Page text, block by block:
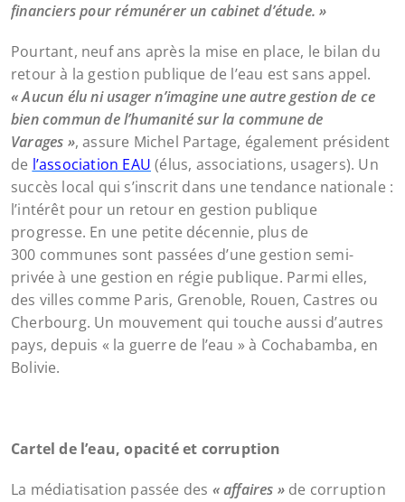
financiers pour rémunérer un cabinet d’étude. »
Pourtant, neuf ans après la mise en place, le bilan du
retour à la gestion publique de l’eau est sans appel.
« Aucun élu ni usager n’imagine une autre gestion de ce
bien commun de l’humanité sur la commune de
Varages », assure Michel Partage, également président
de l’association EAU (élus, associations, usagers). Un
succès local qui s’inscrit dans une tendance nationale :
l’intérêt pour un retour en gestion publique
progresse. En une petite décennie, plus de
300 communes sont passées d’une gestion semi-
privée à une gestion en régie publique. Parmi elles,
des villes comme Paris, Grenoble, Rouen, Castres ou
Cherbourg. Un mouvement qui touche aussi d’autres
pays, depuis « la guerre de l’eau » à Cochabamba, en
Bolivie.
Cartel de l’eau, opacité et corruption
La médiatisation passée des « affaires » de corruption